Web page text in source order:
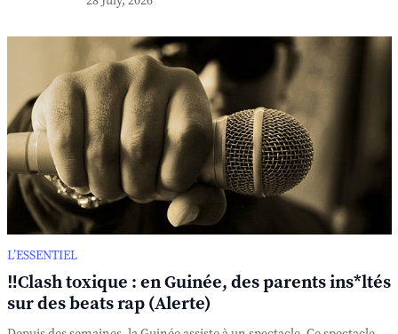
L’ESSENTIEL
‼️Clash toxique : en Guinée, des parents ins*ltés
sur des beats rap (Alerte)